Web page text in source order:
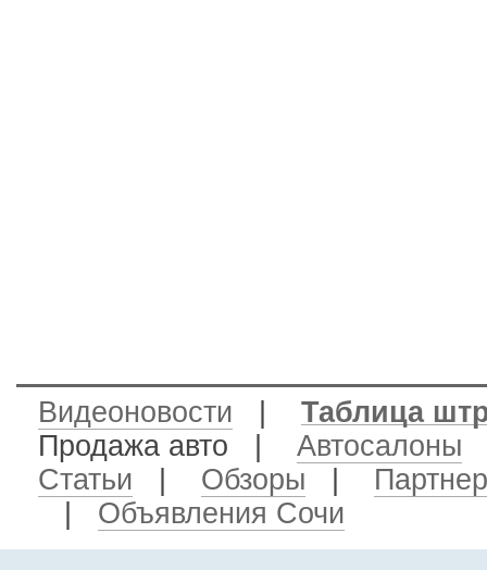
Видеоновости
Таблица
Продажа авто
Автосалоны
Статьи
Обзоры
Объявления Сочи